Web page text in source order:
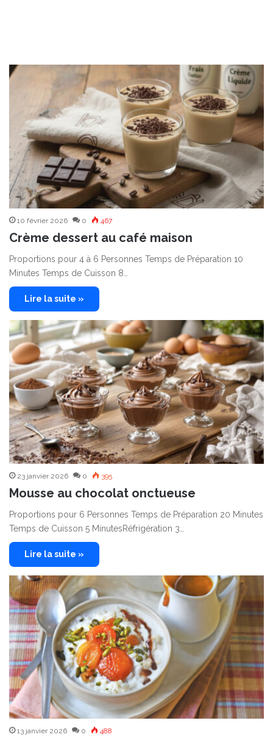
10 février 2026 0 467
Crème dessert au café maison
Proportions pour 4 à 6 Personnes Temps de Préparation 10
Minutes Temps de Cuisson 8…
Lire la suite »
23 janvier 2026 0 395
Mousse au chocolat onctueuse
Proportions pour 6 Personnes Temps de Préparation 20 Minutes
Temps de Cuisson 5 MinutesRéfrigération 3…
Lire la suite »
13 janvier 2026 0 488